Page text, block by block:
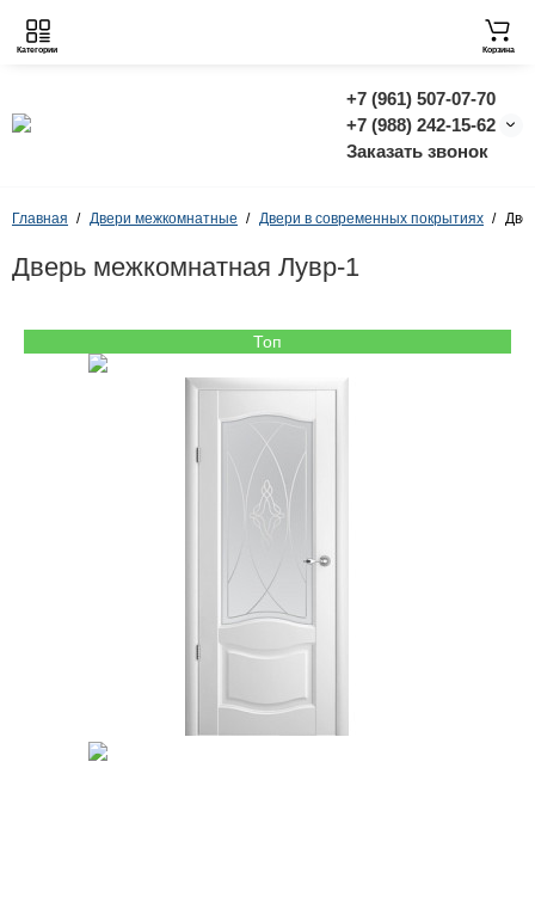
+7 (961) 507-07-70
+7 (988) 242-15-62
Заказать звонок
Категории Корзина
Главная Двери межкомнатные Двери в современных покрытиях
Дверь межкомнатная Лувр-1
Топ